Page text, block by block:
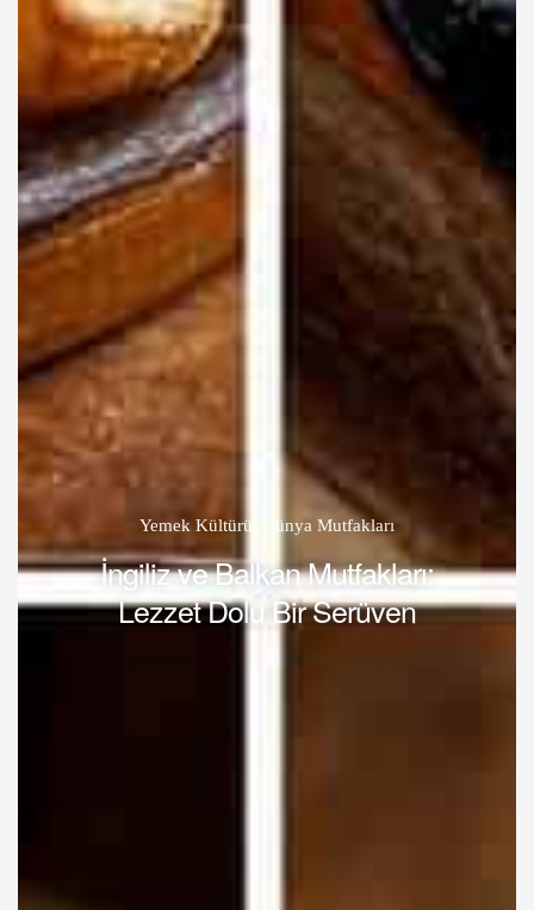
Yemek Kültürü Dünya Mutfakları
İngiliz ve Balkan Mutfakları:
Lezzet Dolu Bir Serüven